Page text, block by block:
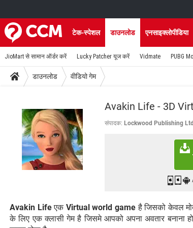
टेक-स्पेशल डाउनलोड एनसाइक्लोपीडिया
JioMart से सामान ऑर्डर करें Lucky Patcher यूज करें Vidmate PUBG
डाउनलोड वीडियो गेम
Avakin Life - 3D
संपादक: Lockwood Publishing Ltd
Avakin Lifeएक Virtual world gameहै जिसको केवल
के लिए एक क्लासी गेम है जिसमे आपको अपना अवतार बनाना